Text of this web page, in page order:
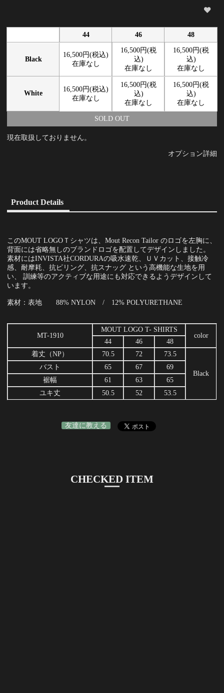
44 46 48
Black
16,500円(税込)
在庫なし
16,500円(税
込)
在庫なし
16,500円(税
込)
在庫なし
White
16,500円(税込)
在庫なし
16,500円(税
込)
在庫なし
16,500円(税
込)
在庫なし
SOLD OUT
現在取扱しておりません。
オプション詳細
Product Details
このMOUT LOGOＴシャツは、Mout Recon Tailor のロゴを左胸に、
背面には省略無しのブランドロゴを配置してデザインしました。
素材にはINVISTA社CORDURAの吸水速乾、ＵＶカット、接触冷
感、耐摩耗、抗ピリング、抗スナッグ という高機能な生地を用
い、 訓練等のアクティブな用途にも対応できるようデザインして
います。
素材：表地 88% NYLON / 12% POLYURETHANE
MT-1910
MOUT LOGO T- SHIRTS
color
44
46
48
着丈（NP）
70.5 72 73.5
Black
バスト 65 67
69
裾幅
61 63
65
ユキ丈
50.5 52 53.5
友達に教える
CHECKED ITEM